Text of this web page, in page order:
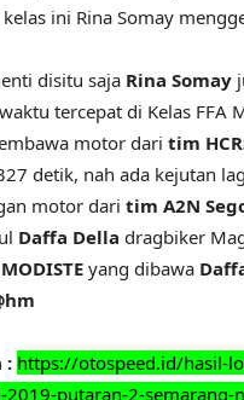
ini Rina Somay
disitu saja Rina Somay
tercepat di Kelas FFA
motor dari tim
detik, nah ada kejutan
motor dari tim A2N
Daffa Della dragbiker
yang dibawa
: https://otospeed.id/hasil-
putaran-2-semarang-